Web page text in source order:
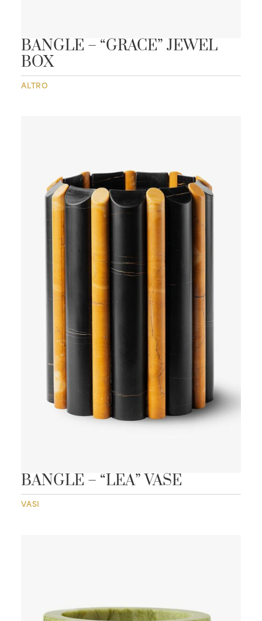
BANGLE – “GRACE” JEWEL
BOX
ALTRO
BANGLE – “LEA” VASE
VASI